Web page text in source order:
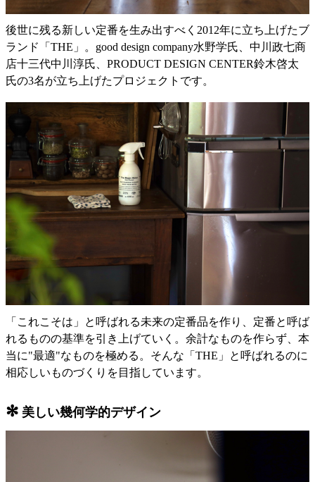
後世に残る新しい定番を生み出すべく2012年に立ち上げたブ
ランド「THE」。good design company水野学氏、中川政七商
店十三代中川淳氏、PRODUCT DESIGN CENTER鈴木啓太
氏の3名が立ち上げたプロジェクトです。
「これこそは」と呼ばれる未来の定番品を作り、定番と呼ば
れるものの基準を引き上げていく。余計なものを作らず、本
当に"最適"なものを極める。そんな「THE」と呼ばれるのに
相応しいものづくりを目指しています。
✻ 美しい幾何学的デザイン